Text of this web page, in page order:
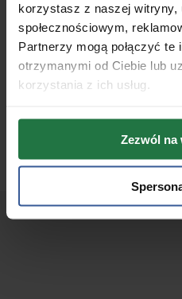
korzystasz z naszej witryny,
społecznościowym,
Partnerzy mogą połączyć
otrzymanymi od Ciebie lub
korzystania z ich usług.
Zezwól na
Adres naszego Centrum
ul. Kapelanka 13A (II piętro)
30-347 Kraków
Poniedziałek - Piątek: 08:00
Sobota: 08:00 - 14:00